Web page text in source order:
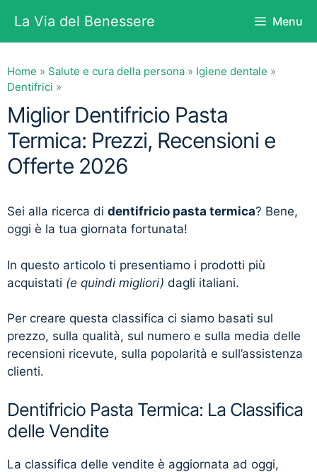
contenuto
La Via del Benessere Menu
Home » Salute e cura della persona » Igiene dentale »
Dentifrici »
Miglior Dentifricio Pasta
Termica: Prezzi, Recensioni e
Offerte 2026
Sei alla ricerca di dentifricio pasta termica? Bene,
oggi è la tua giornata fortunata!
In questo articolo ti presentiamo i prodotti più
acquistati (e quindi migliori) dagli italiani.
Per creare questa classifica ci siamo basati sul
prezzo, sulla qualità, sul numero e sulla media delle
recensioni ricevute, sulla popolarità e sull’assistenza
clienti.
Dentifricio Pasta Termica: La Classifica
delle Vendite
La classifica delle vendite è aggiornata ad oggi,